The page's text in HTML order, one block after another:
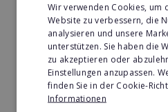
Tier- & Zoobedarf Franchise
Immobilien Franchise in
Kinder & Erziehung
Kosmetik Franchise in Yemen
Wir verwenden Cookies, um
Website zu verbessern, die
analysieren und unsere
unterstützen. Sie haben die
zu akzeptieren oder
Einstellungen anzupassen.
finden Sie in der Cookie-
Informationen